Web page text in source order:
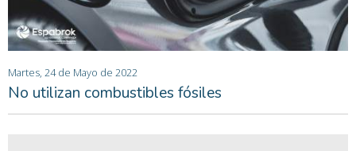
Martes, 24 de Mayo de 2022
No utilizan combustibles fósiles